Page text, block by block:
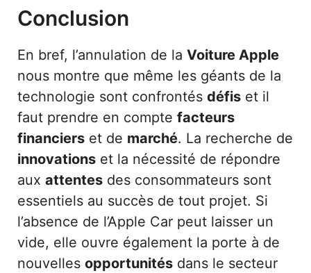
Conclusion
En bref, l’annulation de la Voiture Apple
nous montre que même les géants de la
technologie sont confrontés défis et il
faut prendre en compte facteurs
financiers et de marché. La recherche de
innovations et la nécessité de répondre
aux attentes des consommateurs sont
essentiels au succès de tout projet. Si
l’absence de l’Apple Car peut laisser un
vide, elle ouvre également la porte à de
nouvelles opportunités dans le secteur